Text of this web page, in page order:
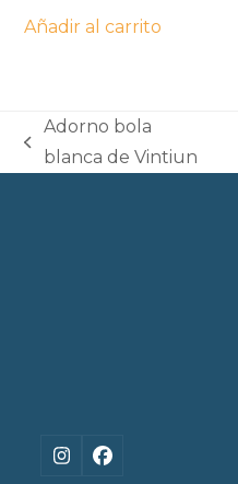
Añadir al carrito
previous
Adorno bola
blanca de Vintiun
Instagram
Facebook